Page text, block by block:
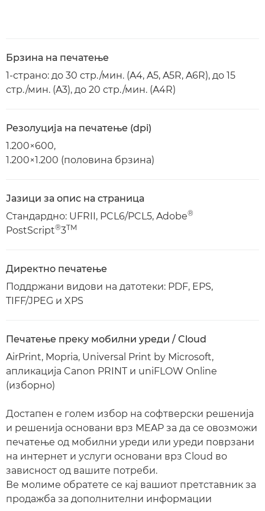
Брзина на печатење
1-страно: до 30 стр./мин. (A4, A5, A5R, A6R), до 15
стр./мин. (A3), до 20 стр./мин. (A4R)
Резолуција на печатење (dpi)
1.200×600,
1.200×1.200 (половина брзина)
Јазици за опис на страница
Стандардно: UFRII, PCL6/PCL5, Adobe®
PostScript®3TM
Директно печатење
Поддржани видови на датотеки: PDF, EPS,
TIFF/JPEG и XPS
Печатење преку мобилни уреди / Cloud
AirPrint, Mopria, Universal Print by Microsoft,
апликација Canon PRINT и uniFLOW Online
(изборно)
Достапен е голем избор на софтверски решенија
и решенија основани врз MEAP за да се овозможи
печатење од мобилни уреди или уреди поврзани
на интернет и услуги основани врз Cloud во
зависност од вашите потреби.
Ве молиме обратете се кај вашиот претставник за
продажба за дополнителни информации